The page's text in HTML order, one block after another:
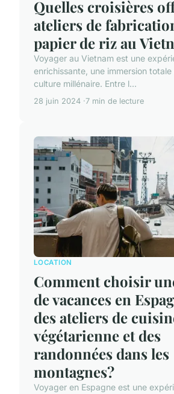
Quelles croisières
ateliers de
papier de riz au
Voyager au Vietnam est une
enrichissante, une immersion
culture millénaire. Entre l...
28 juin 2024 7 min de lecture
LOCATION
Comment choisir
de vacances en
des ateliers de
végétarienne et des
randonnées dans les
montagnes?
Voyager en Espagne est une